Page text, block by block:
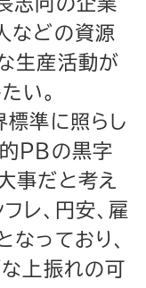
などの資源
生産活動が
い。
標準に照らし
ＰＢの黒字
事だと考え
レ、円安、雇
っており、
上振れの可